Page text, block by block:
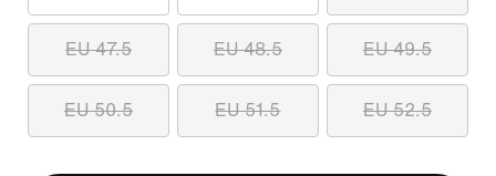
EU 47.5 EU 48.5 EU 49.5
EU 50.5 EU 51.5 EU 52.5